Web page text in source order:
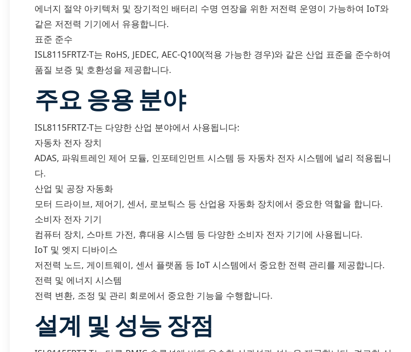
에너지 절약 아키텍처 및 장기적인 배터리 수명 연장을 위한 저전력 운영이 가능하여 IoT와
같은 저전력 기기에서 유용합니다.
표준 준수
ISL8115FRTZ-T는 RoHS, JEDEC, AEC-Q100(적용 가능한 경우)와 같은 산업 표준을 준수하여
품질 보증 및 호환성을 제공합니다.
주요 응용 분야
ISL8115FRTZ-T는 다양한 산업 분야에서 사용됩니다:
자동차 전자 장치
ADAS, 파워트레인 제어 모듈, 인포테인먼트 시스템 등 자동차 전자 시스템에 널리 적용됩니
다.
산업 및 공장 자동화
모터 드라이브, 제어기, 센서, 로보틱스 등 산업용 자동화 장치에서 중요한 역할을 합니다.
소비자 전자 기기
컴퓨터 장치, 스마트 가전, 휴대용 시스템 등 다양한 소비자 전자 기기에 사용됩니다.
IoT 및 엣지 디바이스
저전력 노드, 게이트웨이, 센서 플랫폼 등 IoT 시스템에서 중요한 전력 관리를 제공합니다.
전력 및 에너지 시스템
전력 변환, 조정 및 관리 회로에서 중요한 기능을 수행합니다.
설계 및 성능 장점